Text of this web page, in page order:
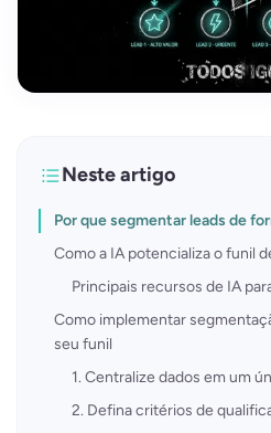
Neste artigo
Por que segmentar leads de
Como a IA potencializa o funil
Principais recursos de IA
Como implementar
seu funil
1. Centralize dados em um
2. Defina critérios de